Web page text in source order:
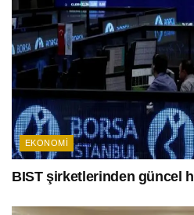
EKONOMI
BIST şirketlerinden güncel